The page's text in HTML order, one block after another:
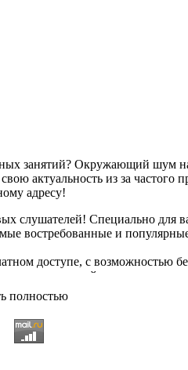
занятий? Окружающий шум
актуальность из за частого
адресу!
слушателей! Специально
востребованные и
доступе, с возможностью
исполнителей, и актуальные,
вкус, и все это только на
направлениях.
и предлагаем вам
полностью